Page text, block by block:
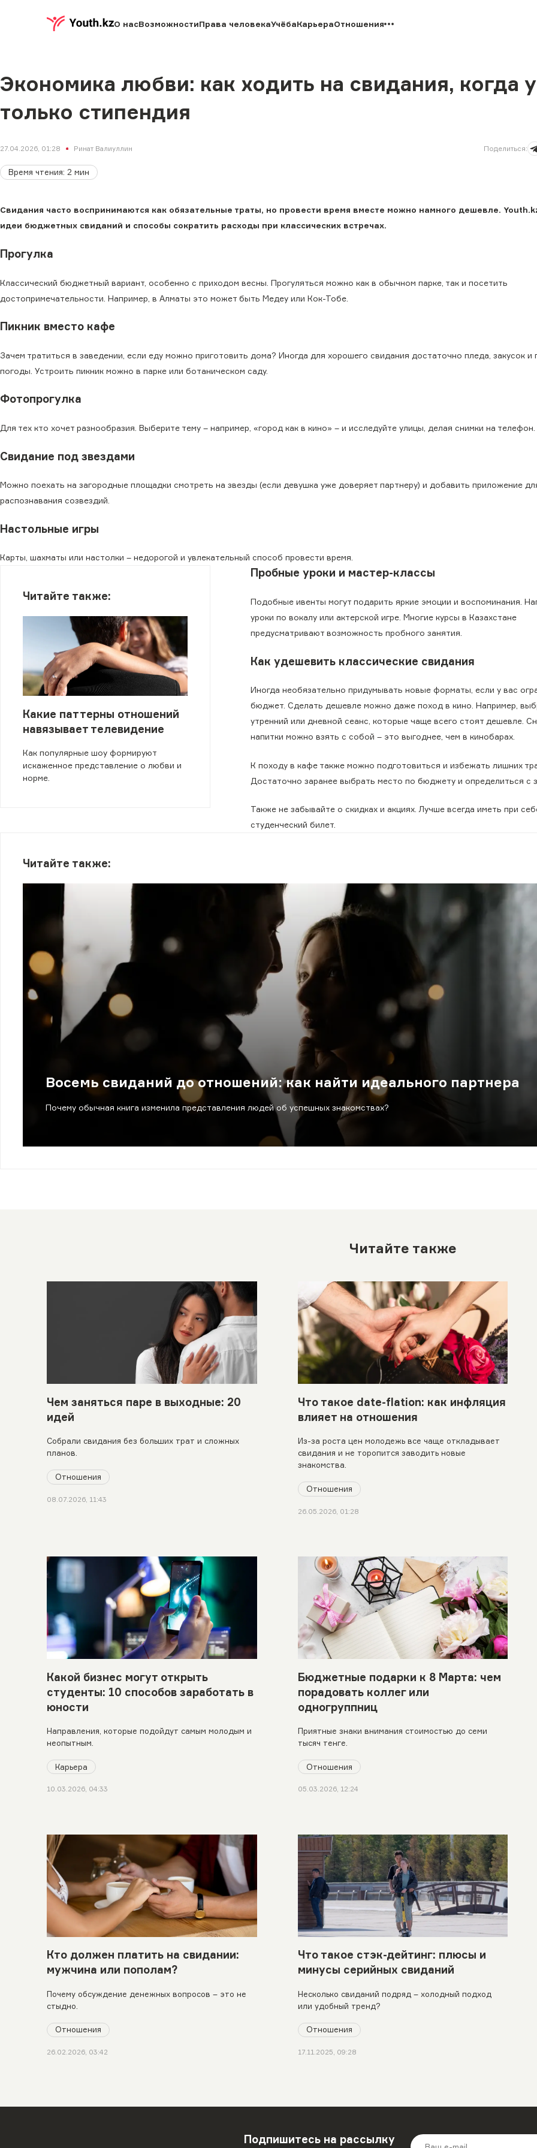
О насВозможностиПрава человекаУчёбаКарьераОтношения
Экономика любви: как ходить на свидания, когда
только стипендия
27.04.2026, 01:28 Ринат Валиуллин Поделиться:
Время чтения: 2 мин
Свидания часто воспринимаются как обязательные траты, но провести время вместе можно намного дешевле.
идеи бюджетных свиданий и способы сократить расходы при классических встречах.
Прогулка
Классический бюджетный вариант, особенно с приходом весны. Прогуляться можно как в обычном парке, так и посетить
достопримечательности. Например, в Алматы это может быть Медеу или Кок-Тобе.
Пикник вместо кафе
Зачем тратиться в заведении, если еду можно приготовить дома? Иногда для хорошего свидания достаточно пледа, закусок
погоды. Устроить пикник можно в парке или ботаническом саду.
Фотопрогулка
Для тех кто хочет разнообразия. Выберите тему – например, «город как в кино» – и исследуйте улицы, делая снимки на телефон.
Свидание под звездами
Можно поехать на загородные площадки смотреть на звезды (если девушка уже доверяет партнеру) и добавить приложение
распознавания созвездий.
Настольные игры
Карты, шахматы или настолки – недорогой и увлекательный способ провести время.
Читайте также:
Какие паттерны отношений
навязывает телевидение
Как популярные шоу формируют
искаженное представление о любви и
норме.
Пробные уроки и мастер-классы
Подобные ивенты могут подарить яркие эмоции и воспоминания.
уроки по вокалу или актерской игре. Многие курсы в Казахстане
предусматривают возможность пробного занятия.
Как удешевить классические свидания
Иногда необязательно придумывать новые форматы, если у вас
бюджет. Сделать дешевле можно даже поход в кино. Например,
утренний или дневной сеанс, которые чаще всего стоят дешевле.
напитки можно взять с собой – это выгоднее, чем в кинобарах.
К походу в кафе также можно подготовиться и избежать лишних
Достаточно заранее выбрать место по бюджету и определиться с
Также не забывайте о скидках и акциях. Лучше всегда иметь при
студенческий билет.
Читайте также:
Восемь свиданий до отношений: как найти идеального партнера
Почему обычная книга изменила представления людей об успешных знакомствах?
Читайте также
Чем заняться паре в выходные: 20
идей
Собрали свидания без больших трат и сложных
планов.
Отношения
08.07.2026, 11:43
Что такое date-flation: как инфляция
влияет на отношения
Из-за роста цен молодежь все чаще откладывает
свидания и не торопится заводить новые
знакомства.
Отношения
26.05.2026, 01:28
Какой бизнес могут открыть
студенты: 10 способов заработать в
юности
Направления, которые подойдут самым молодым и
неопытным.
Карьера
10.03.2026, 04:33
Бюджетные подарки к 8 Марта: чем
порадовать коллег или
одногруппниц
Приятные знаки внимания стоимостью до семи
тысяч тенге.
Отношения
05.03.2026, 12:24
Кто должен платить на свидании:
мужчина или пополам?
Почему обсуждение денежных вопросов – это не
стыдно.
Отношения
26.02.2026, 03:42
Что такое стэк-дейтинг: плюсы и
минусы серийных свиданий
Несколько свиданий подряд – холодный подход
или удобный тренд?
Отношения
17.11.2025, 09:28
Подпишитесь на рассылку